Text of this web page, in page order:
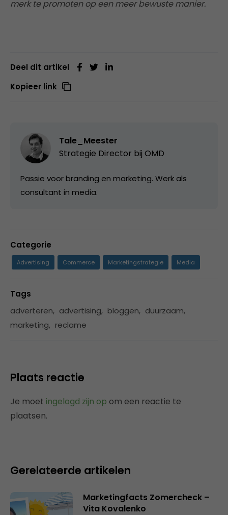
merk te promoten op een meer bewuste manier.
Deel dit artikel
Kopieer link
Tale_Meester
Strategie Director bij OMD
Passie voor branding en marketing. Werk als
consultant in media.
Categorie
Advertising Commerce Marketingstrategie Media
Tags
adverteren, advertising, bloggen, duurzaam,
marketing, reclame
Plaats reactie
Je moet ingelogd zijn op om een reactie te
plaatsen.
Gerelateerde artikelen
Marketingfacts Zomercheck –
Vita Kovalenko